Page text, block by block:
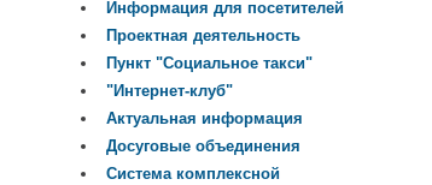
Информация для посетителей
Проектная деятельность
Пункт "Социальное такси"
"Интернет-клуб"
Актуальная информация
Досуговые объединения
Система комплексной